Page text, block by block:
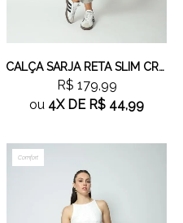
CALÇA SARJA RETA SLIM CROPPED CINZA
R$ 179,99
ou 4XDE R$ 44,99
Comfort